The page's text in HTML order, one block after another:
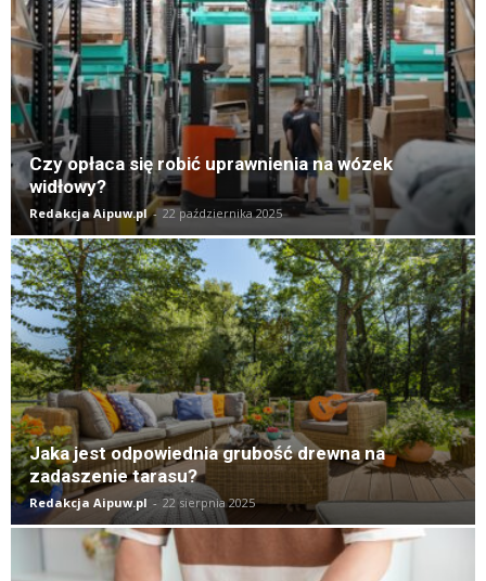
Czy opłaca się robić uprawnienia na wózek
widłowy?
Redakcja Aipuw.pl - 22 października 2025
Jaka jest odpowiednia grubość drewna na
zadaszenie tarasu?
Redakcja Aipuw.pl - 22 sierpnia 2025